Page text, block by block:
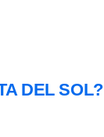
DEL SOL?